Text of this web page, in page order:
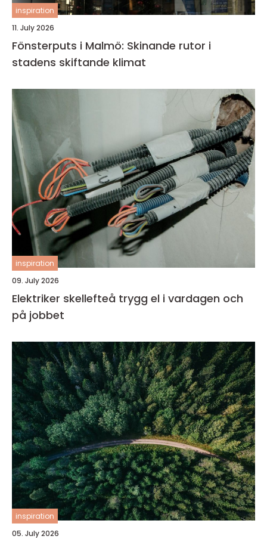
inspiration
11. July 2026
Fönsterputs i Malmö: Skinande rutor i
stadens skiftande klimat
inspiration
09. July 2026
Elektriker skellefteå trygg el i vardagen och
på jobbet
inspiration
05. July 2026